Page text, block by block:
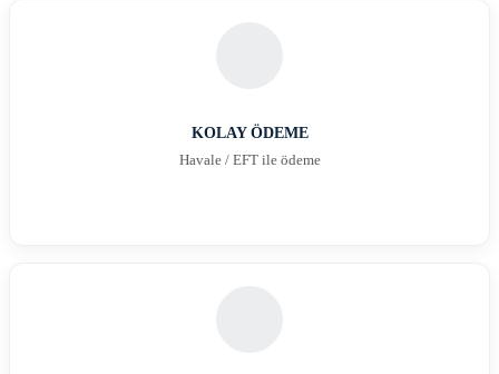
KOLAY ÖDEME
Havale / EFT ile ödeme